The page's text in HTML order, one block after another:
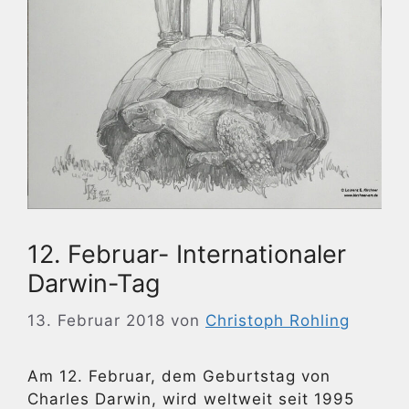
12. Februar- Internationaler
Darwin-Tag
13. Februar 2018 von Christoph Rohling
Am 12. Februar, dem Geburtstag von
Charles Darwin, wird weltweit seit 1995